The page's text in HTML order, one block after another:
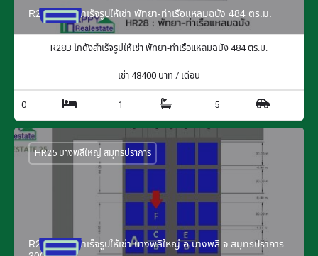
R28B โกดังสำเร็จรูปให้เช่า พัทยา-ท่าเรือแหลมฉบัง 484 ตร.ม.
R28B โกดังสำเร็จรูปให้เช่า พัทยา-ท่าเรือแหลมฉบัง 484 ตร.ม.
เช่า48400 บาท / เดือน
0 1 5
R25F โกดังสำเร็จรูปให้เช่า บางพลีใหญ่ อ.บางพลี จ.สมุทรปราการ
HR25 บางพลีใหญ่ สมุทรปราการ